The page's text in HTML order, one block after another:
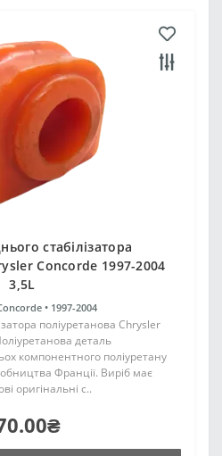
стабілізатора
Concorde 1997-2004
3,5L
• 1997-2004
поліуретанова Chrysler
деталь
компонентного поліуретану
Франції. Виріб має
оригінальні с..